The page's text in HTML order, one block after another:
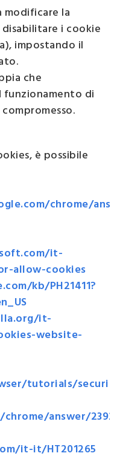
la
i cookie
impostando il
che
di
è possibile
chrome/
it-
allow-cookies
kb/PH21411?
it-
website-
tutorials/
answer/
it-it/HT201265